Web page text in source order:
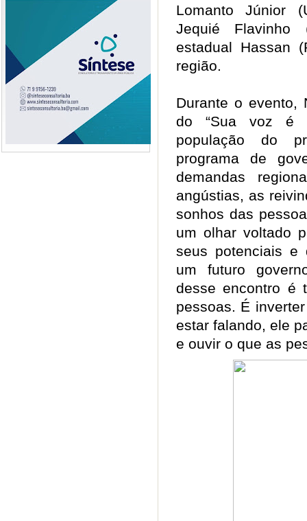
Lomanto Júnior
Jequié Flavinho
estadual Hassan
região.
Durante o evento,
do “Sua voz é
população do
programa de
demandas
angústias, as
sonhos das
um olhar voltado
seus potenciais e
um futuro
desse encontro é
pessoas. É
estar falando, ele
e ouvir o que as